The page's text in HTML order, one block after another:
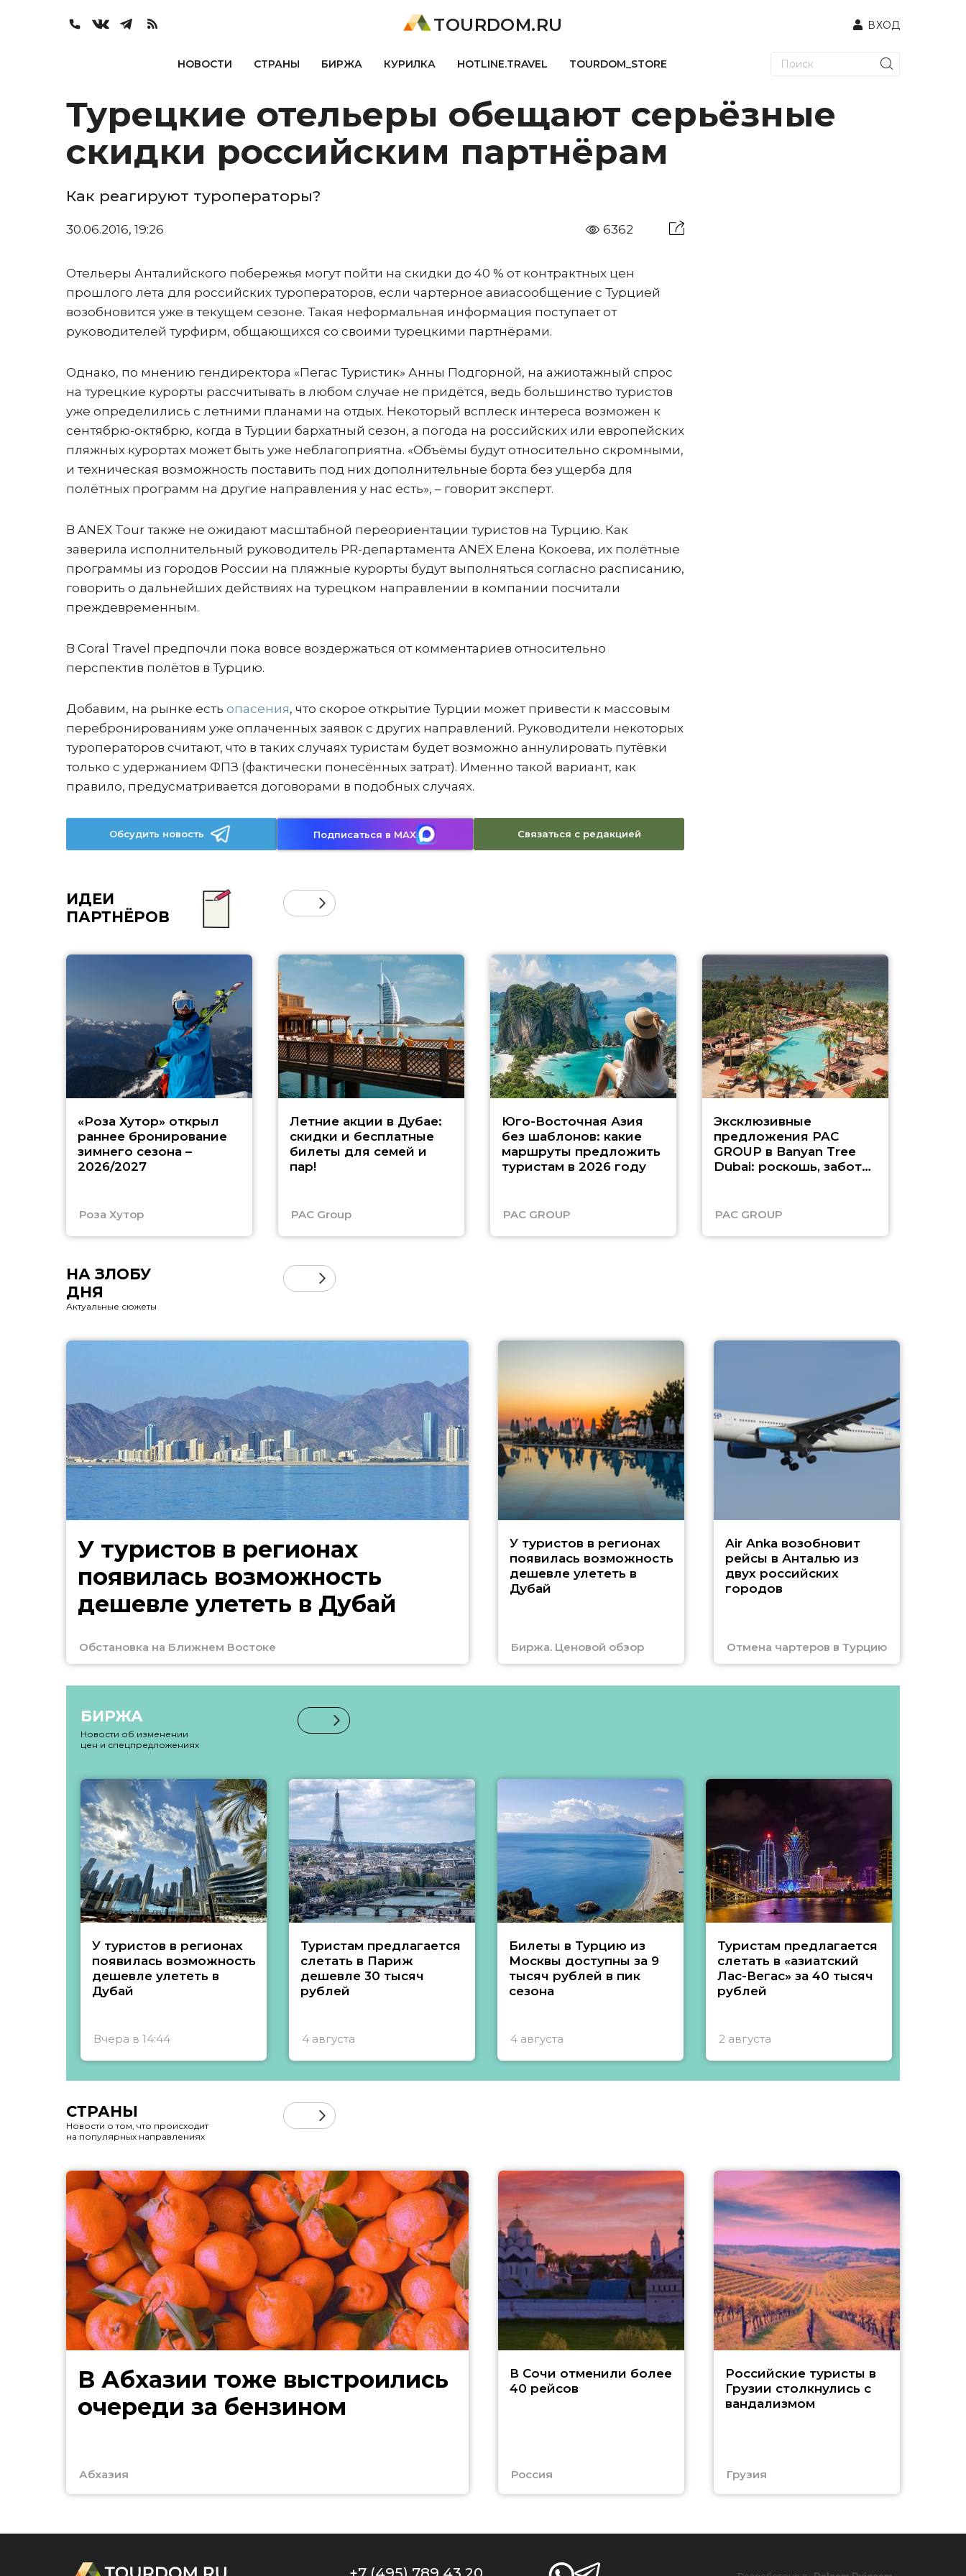
TOURDOM.RU ВХОД
НОВОСТИ СТРАНЫ БИРЖА КУРИЛКА HOTLINE.TRAVEL TOURDOM_STORE
Турецкие отельеры обещают серьёзные
скидки российским партнёрам
Как реагируют туроператоры?
30.06.2016, 19:26 6362
Отельеры Анталийского побережья могут пойти на скидки до 40 % от контрактных цен
прошлого лета для российских туроператоров, если чартерное авиасообщение с Турцией
возобновится уже в текущем сезоне. Такая неформальная информация поступает от
руководителей турфирм, общающихся со своими турецкими партнёрами.
Однако, по мнению гендиректора «Пегас Туристик» Анны Подгорной, на ажиотажный спрос
на турецкие курорты рассчитывать в любом случае не придётся, ведь большинство туристов
уже определились с летними планами на отдых. Некоторый всплеск интереса возможен к
сентябрю-октябрю, когда в Турции бархатный сезон, а погода на российских или европейских
пляжных курортах может быть уже неблагоприятна. «Объёмы будут относительно скромными,
и техническая возможность поставить под них дополнительные борта без ущерба для
полётных программ на другие направления у нас есть», – говорит эксперт.
В ANEX Tour также не ожидают масштабной переориентации туристов на Турцию. Как
заверила исполнительный руководитель PR-департамента ANEX Елена Кокоева, их полётные
программы из городов России на пляжные курорты будут выполняться согласно расписанию,
говорить о дальнейших действиях на турецком направлении в компании посчитали
преждевременным.
В Coral Travel предпочли пока вовсе воздержаться от комментариев относительно
перспектив полётов в Турцию.
Добавим, на рынке есть опасения, что скорое открытие Турции может привести к массовым
перебронированиям уже оплаченных заявок с других направлений. Руководители некоторых
туроператоров считают, что в таких случаях туристам будет возможно аннулировать путёвки
только с удержанием ФПЗ (фактически понесённых затрат). Именно такой вариант, как
правило, предусматривается договорами в подобных случаях.
Обсудить новость Подписаться в MAX Связаться с редакцией
ИДЕИ
ПАРТНЁРОВ
«Роза Хутор» открыл
раннее бронирование
зимнего сезона –
2026/2027
Роза Хутор
Летние акции в Дубае:
скидки и бесплатные
билеты для семей и
пар!
PAC Group
Юго-Восточная Азия
без шаблонов: какие
маршруты предложить
туристам в 2026 году
PAC GROUP
Эксклюзивные
предложения PAC
GROUP в Banyan Tree
Dubai: роскошь, забота
PAC GROUP
НА ЗЛОБУ
ДНЯ
Актуальные сюжеты
У туристов в регионах
появилась возможность
дешевле улететь в Дубай
Обстановка на Ближнем Востоке
У туристов в регионах
появилась возможность
дешевле улететь в
Дубай
Биржа. Ценовой обзор
Air Anka возобновит
рейсы в Анталью из
двух российских
городов
Отмена чартеров в Турцию
БИРЖА
Новости об изменении
цен и спецпредложениях
У туристов в регионах
появилась возможность
дешевле улететь в
Дубай
Вчера в 14:44
Туристам предлагается
слетать в Париж
дешевле 30 тысяч
рублей
4 августа
Билеты в Турцию из
Москвы доступны за 9
тысяч рублей в пик
сезона
4 августа
Туристам предлагается
слетать в «азиатский
Лас-Вегас» за 40 тысяч
рублей
2 августа
СТРАНЫ
Новости о том, что происходит
на популярных направлениях
В Абхазии тоже выстроились
очереди за бензином
Абхазия
В Сочи отменили более
40 рейсов
Россия
Российские туристы в
Грузии столкнулись с
вандализмом
Грузия